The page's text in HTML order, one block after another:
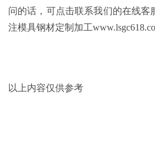
问的话，可点击联系我们的在线客
注模具钢材定制加工
以上内容仅供参考